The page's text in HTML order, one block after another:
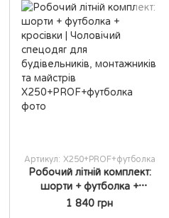
Артикул: Х250+PROF+футболка
Робочий літній комплект:
шорти + футболка +
кросівки | Чоловічий
1 840 грн